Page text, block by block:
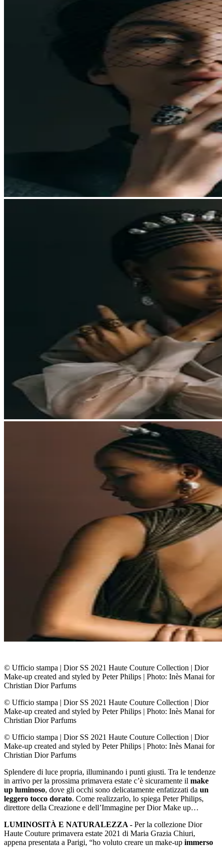
© Ufficio stampa | Dior SS 2021 Haute Couture Collection | Dior
Make-up created and styled by Peter Philips | Photo: Inès Manai for
Christian Dior Parfums
© Ufficio stampa | Dior SS 2021 Haute Couture Collection | Dior
Make-up created and styled by Peter Philips | Photo: Inès Manai for
Christian Dior Parfums
© Ufficio stampa | Dior SS 2021 Haute Couture Collection | Dior
Make-up created and styled by Peter Philips | Photo: Inès Manai for
Christian Dior Parfums
Splendere di luce propria, illuminando i punti giusti. Tra le tendenze
in arrivo per la prossima primavera estate c’è sicuramente il make
up luminoso, dove gli occhi sono delicatamente enfatizzati da un
leggero tocco dorato. Come realizzarlo, lo spiega Peter Philips,
direttore della Creazione e dell’Immagine per Dior Make up…
LUMINOSITÀ E NATURALEZZA - Per la collezione Dior
Haute Couture primavera estate 2021 di Maria Grazia Chiuri,
appena presentata a Parigi, “ho voluto creare un make-up immerso